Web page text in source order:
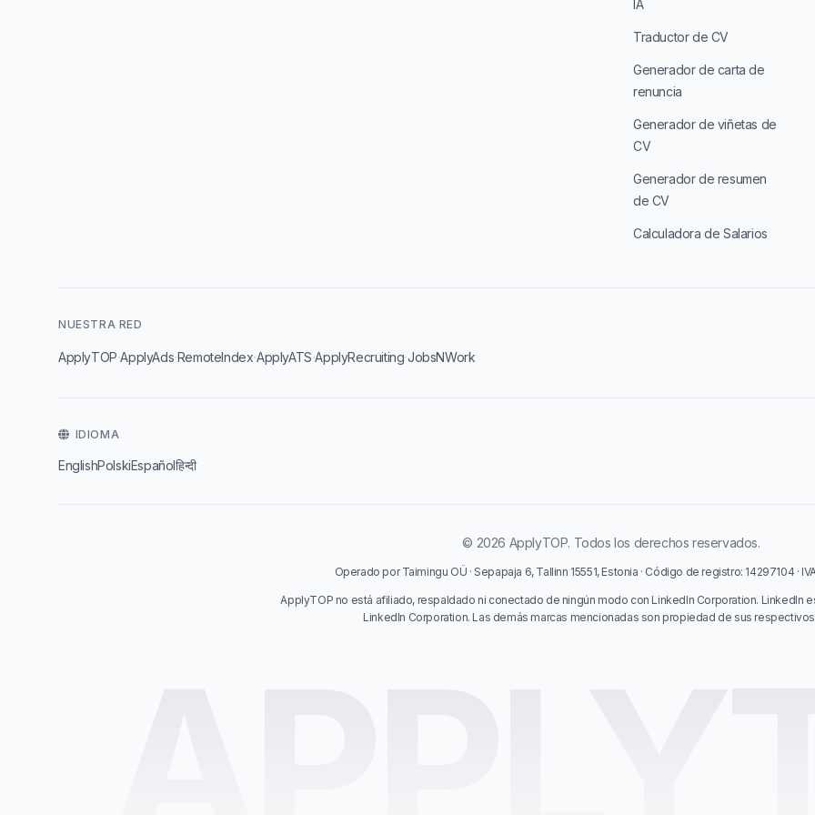
IA
Traductor de CV
Generador de carta de
renuncia
Generador de viñetas de
CV
Generador de resumen
de CV
Calculadora de Salarios
NUESTRA RED
ApplyTOP·ApplyAds·RemoteIndex·ApplyATS·ApplyRecruiting·JobsNWork
IDIOMA
EnglishPolskiEspañolहिन्दी
© 2026 ApplyTOP. Todos los derechos reservados.
Operado por Taimingu OÜ · Sepapaja 6, Tallinn 15551, Estonia · Código de registro: 14297104 ·
ApplyTOP no está afiliado, respaldado ni conectado de ningún modo con LinkedIn Corporation. LinkedIn
LinkedIn Corporation. Las demás marcas mencionadas son propiedad de sus